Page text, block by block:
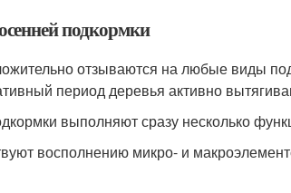
подкормки
отзываются на любые виды
период деревья активно
выполняют сразу несколько
восполнению микро- и